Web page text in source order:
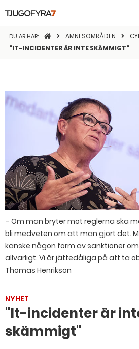
DU ÄR HÄR: STARTSIDANÄMNESOMRÅDEN
"IT-INCIDENTER ÄR INTE SKÄMMIGT"
– Om man bryter mot reglerna ska
bli medveten om att man gjort det.
kanske någon form av sanktioner
allvarligt. Vi är jättedåliga på att ta
Thomas Henrikson
NYHET
"It-incidenter är
skämmigt"